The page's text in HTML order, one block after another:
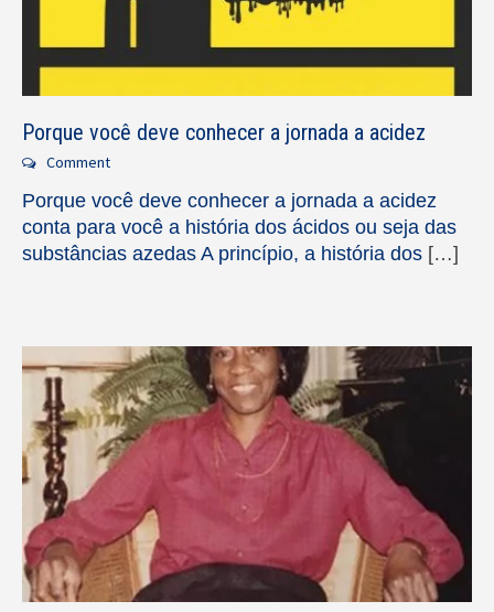
Porque você deve conhecer a jornada a acidez
Comment
Porque você deve conhecer a jornada a acidez
conta para você a história dos ácidos ou seja das
substâncias azedas A princípio, a história dos […]